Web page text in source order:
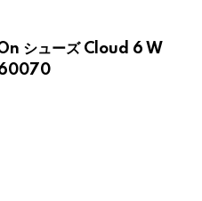
シューズ Cloud 6 W